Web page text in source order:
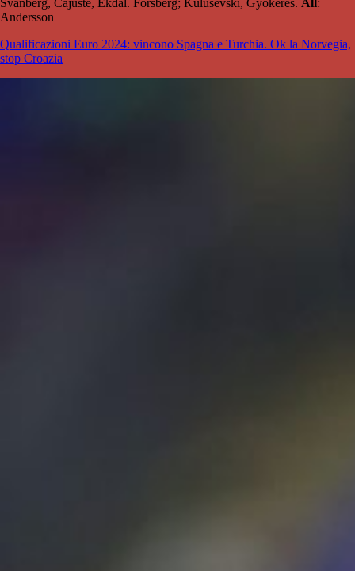
Svanberg, Cajuste, Ekdal. Forsberg; Kulusevski, Gyokeres. All:
Andersson
Qualificazioni Euro 2024: vincono Spagna e Turchia. Ok la Norvegia,
stop Croazia